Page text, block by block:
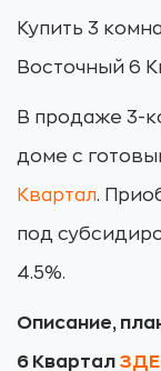
Купить 3
Восточный 6
В продаже 3-
доме с
Квартал.
под
4.5%.
Описание,
6 Квартал